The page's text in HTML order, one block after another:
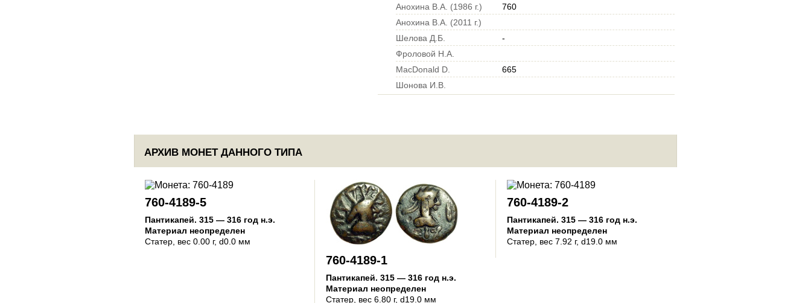
Анохина В.А. (1986 г.)
760
Анохина В.А. (2011 г.)
Шелова Д.Б.
-
Фроловой Н.А.
MacDonald D.
665
Шонова И.В.
АРХИВ МОНЕТ ДАННОГО ТИПА
760-4189-5
Пантикапей. 315 — 316 год н.э.
Материал неопределен
Статер , вес 0.00 г, d0.0 мм
760-4189-1
Пантикапей. 315 — 316 год н.э.
Материал неопределен
Статер , вес 6.80 г, d19.0 мм
760-4189-2
Пантикапей. 315 — 316 год н.э.
Материал неопределен
Статер , вес 7.92 г, d19.0 мм